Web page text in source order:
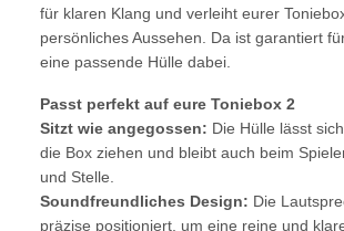
für klaren Klang und verleiht eurer
persönliches Aussehen. Da ist garantiert
eine passende Hülle dabei.
Passt perfekt auf eure Toniebox 2
Sitzt wie angegossen: Die Hülle lässt
die Box ziehen und bleibt auch beim
und Stelle.
Soundfreundliches Design: Die
präzise positioniert, um eine reine und